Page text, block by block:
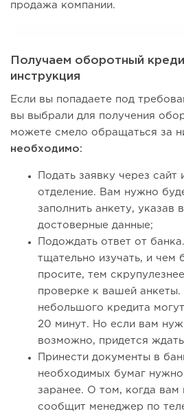
продажа компании.
Получаем оборотный
инструкция
Если вы попадаете под
вы выбрали для получения
можете смело обращаться за
необходимо:
Подать заявку через сайт
отделение. Вам нужно
заполнить анкету, указав
достоверные данные;
Подождать ответ от
тщательно изучать, и чем
просите, тем
проверке к вашей анкеты.
небольшого кредита
20 минут. Но если вам
возможно, придется
Принести документы в
необходимых бумаг нужно
заранее. О том, когда вам
сообщит менеджер по